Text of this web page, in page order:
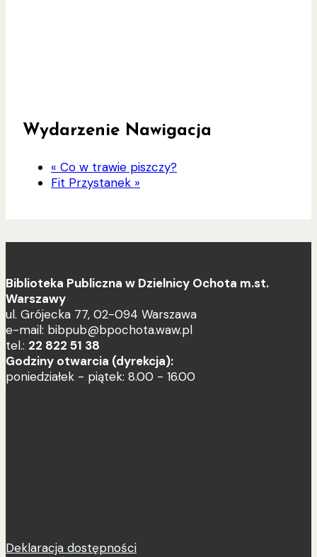
Wydarzenie Nawigacja
« Co w trawie piszczy?
Fit Przystanek »
Biblioteka Publiczna w Dzielnicy Ochota m.st.
Warszawy
ul. Grójecka 77, 02-094 Warszawa
e-mail: bibpub@bpochota.waw.pl
tel.: 22 822 51 38
Godziny otwarcia (dyrekcja):
poniedziałek - piątek: 8.00 - 16.00
Deklaracja dostępności